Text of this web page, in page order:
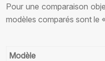
Pour une comparaison
modèles comparés sont le
Modèle